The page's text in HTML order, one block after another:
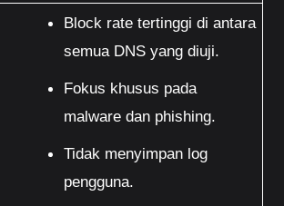
Block rate tertinggi di antara
semua DNS yang diuji.
Fokus khusus pada
malware dan phishing.
Tidak menyimpan log
pengguna.